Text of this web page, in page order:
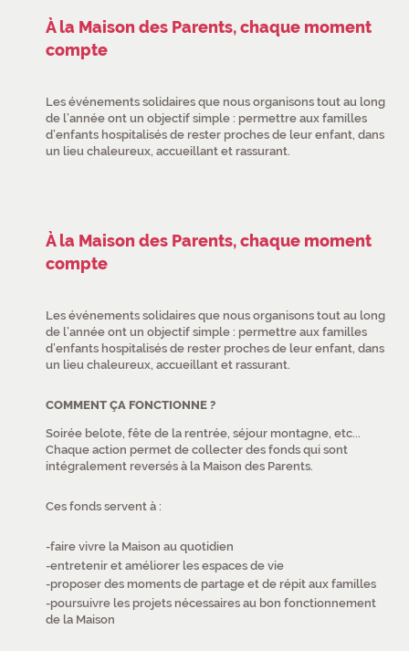
À la Maison des Parents, chaque moment
compte
Les événements solidaires que nous organisons tout au long
de l’année ont un objectif simple : permettre aux familles
d’enfants hospitalisés de rester proches de leur enfant, dans
un lieu chaleureux, accueillant et rassurant.
À la Maison des Parents, chaque moment
compte
Les événements solidaires que nous organisons tout au long
de l’année ont un objectif simple : permettre aux familles
d’enfants hospitalisés de rester proches de leur enfant, dans
un lieu chaleureux, accueillant et rassurant.
COMMENT ÇA FONCTIONNE ?
Soirée belote, fête de la rentrée, séjour montagne, etc...
Chaque action permet de collecter des fonds qui sont
intégralement reversés à la Maison des Parents.
Ces fonds servent à :
faire vivre la Maison au quotidien
entretenir et améliorer les espaces de vie
proposer des moments de partage et de répit aux familles
poursuivre les projets nécessaires au bon fonctionnement
de la Maison